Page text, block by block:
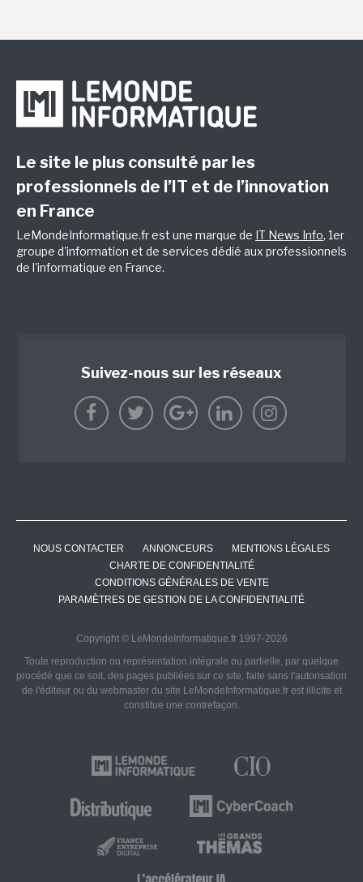
Le site le plus consulté par les
professionnels de l’IT et de l’innovation
en France
LeMondeInformatique.fr est une marque de IT News Info, 1er
groupe d'information et de services dédié aux professionnels
de l'informatique en France.
Suivez-nous sur les réseaux
NOUS CONTACTER ANNONCEURS
MENTIONS LÉGALES
CHARTE DE CONFIDENTIALITÉ
CONDITIONS GÉNÉRALES DE VENTE
PARAMÈTRES DE GESTION DE LA CONFIDENTIALITÉ
Copyright © LeMondeInformatique.fr 1997-2026
Toute reproduction ou représentation intégrale ou partielle, par quelque
procédé que ce soit, des pages publiées sur ce site, faite sans l'autorisation
de l'éditeur ou du webmaster du site LeMondeInformatique.fr est illicite et
constitue une contrefaçon.